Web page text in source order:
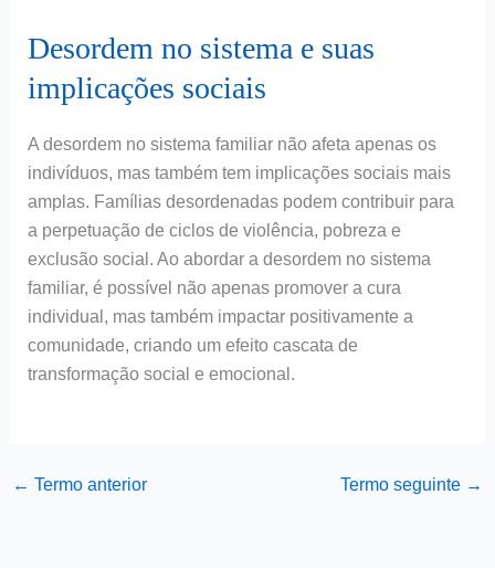
Desordem no sistema e suas
implicações sociais
A desordem no sistema familiar não afeta apenas os
indivíduos, mas também tem implicações sociais mais
amplas. Famílias desordenadas podem contribuir para
a perpetuação de ciclos de violência, pobreza e
exclusão social. Ao abordar a desordem no sistema
familiar, é possível não apenas promover a cura
individual, mas também impactar positivamente a
comunidade, criando um efeito cascata de
transformação social e emocional.
← Termo anterior Termo seguinte →